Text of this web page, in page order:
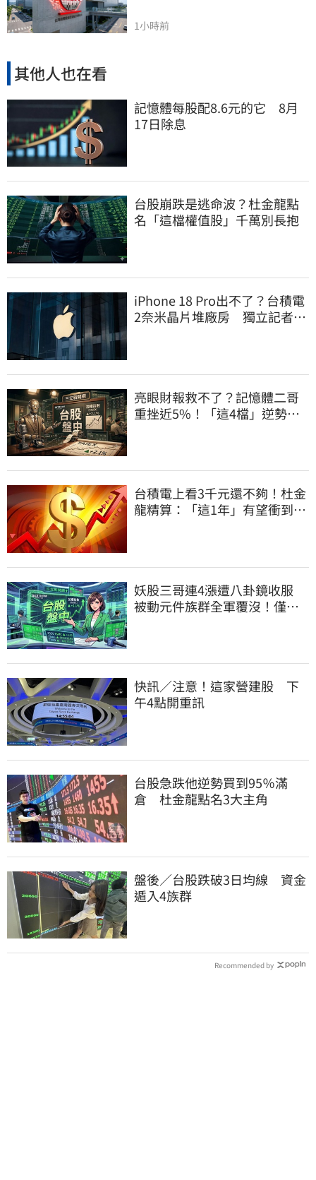
1小時前
其他人也在看
記憶體每股配8.6元的它 8月
17日除息
台股崩跌是逃命波？杜金龍點
名「這檔權值股」千萬別長抱
iPhone 18 Pro出不了？台積電
2奈米晶片堆廠房 獨立記者曝
亮眼財報救不了？記憶體二哥
重挫近5%！「這4檔」逆勢上
台積電上看3千元還不夠！杜金
龍精算：「這1年」有望衝到5
妖股三哥連4漲遭八卦鏡收服
被動元件族群全軍覆沒！僅剩
快訊／注意！這家營建股 下
午4點開重訊
台股急跌他逆勢買到95％滿
倉 杜金龍點名3大主角
盤後／台股跌破3日均線 資金
遁入4族群
Recommended by